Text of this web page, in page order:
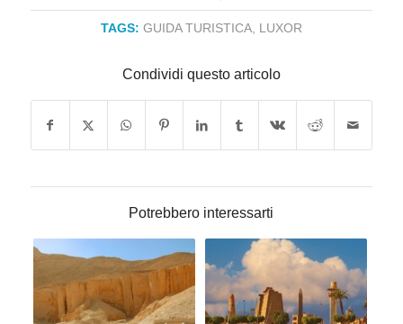
TAGS: GUIDA TURISTICA, LUXOR
Condividi questo articolo
Potrebbero interessarti